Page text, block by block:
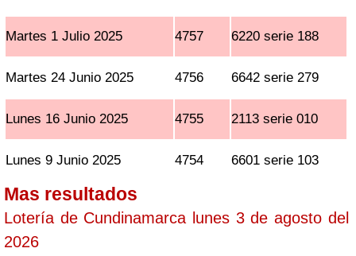
Martes 1 Julio 2025 4757 6220 serie 188
Martes 24 Junio 2025 4756 6642 serie 279
Lunes 16 Junio 2025 4755 2113 serie 010
Lunes 9 Junio 2025 4754 6601 serie 103
Mas resultados
Lotería de Cundinamarca lunes 3 de agosto del
2026